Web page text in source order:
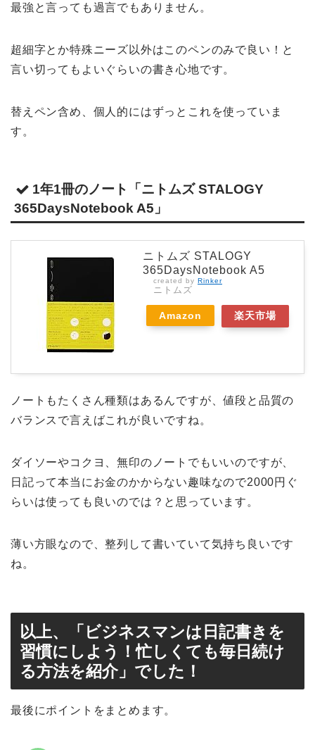
最強と言っても過言でもありません。
超細字とか特殊ニーズ以外はこのペンのみで良い！と
言い切ってもよいぐらいの書き心地です。
替えペン含め、個人的にはずっとこれを使っていま
す。
1年1冊のノート「ニトムズ STALOGY
365DaysNotebook A5」
ニトムズ STALOGY
365DaysNotebook A5
created by Rinker
ニトムズ
Amazon 楽天市場
ノートもたくさん種類はあるんですが、値段と品質の
バランスで言えばこれが良いですね。
ダイソーやコクヨ、無印のノートでもいいのですが、
日記って本当にお金のかからない趣味なので2000円ぐ
らいは使っても良いのでは？と思っています。
薄い方眼なので、整列して書いていて気持ち良いです
ね。
以上、「ビジネスマンは日記書きを
習慣にしよう！忙しくても毎日続け
る方法を紹介」でした！
最後にポイントをまとめます。